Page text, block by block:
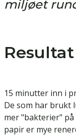
miljøet
Resultat
15 minutter inn i
De som har brukt
mer "bakterier"
papir er mye